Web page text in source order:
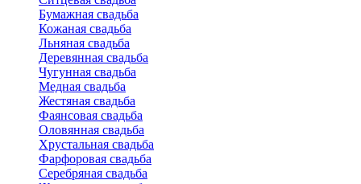
Бумажная свадьба
Кожаная свадьба
Льняная свадьба
Деревянная свадьба
Чугунная свадьба
Медная свадьба
Жестяная свадьба
Фаянсовая свадьба
Оловянная свадьба
Хрустальная свадьба
Фарфоровая свадьба
Серебряная свадьба